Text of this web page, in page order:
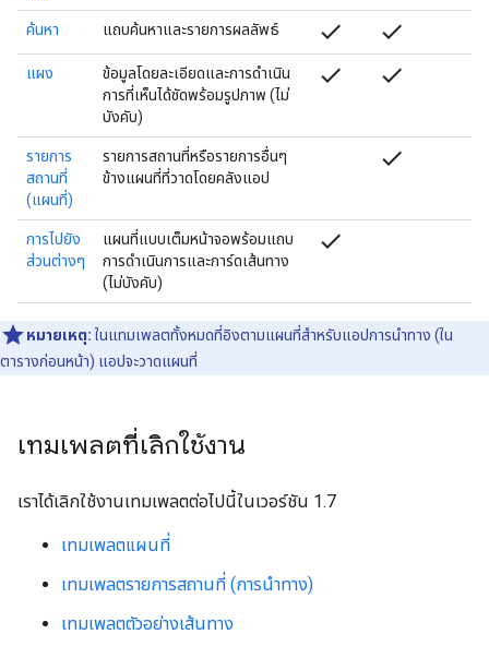
ค้นหา แถบค้นหาและรายการผลลัพธ์ check check
แผง
ข้อมูลโดยละเอียดและการดําเนิน
การที่เห็นได้ชัดพร้อมรูปภาพ (ไม่
บังคับ)
check check
รายการ
สถานที่
(แผนที่)
รายการสถานที่หรือรายการอื่นๆ
ข้างแผนที่ที่วาดโดยคลังแอป
check
การไปยัง
ส่วนต่างๆ
แผนที่แบบเต็มหน้าจอพร้อมแถบ
การดำเนินการและการ์ดเส้นทาง
(ไม่บังคับ)
check
หมายเหตุ: ในแทมเพลตทั้งหมดที่อิงตามแผนที่สําหรับแอปการนําทาง (ใน
ตารางก่อนหน้า) แอปจะวาดแผนที่
เทมเพลตที่เลิกใช้งาน
เราได้เลิกใช้งานเทมเพลตต่อไปนี้ในเวอร์ชัน 1.7
เทมเพลตแผนที่
เทมเพลตรายการสถานที่ (การนำทาง)
เทมเพลตตัวอย่างเส้นทาง